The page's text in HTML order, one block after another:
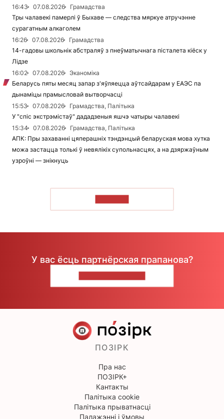
16:43
07.08.2026
Грамадства
Тры чалавекі памерлі ў Быхаве — следства мяркуе атручэнне
сурагатным алкаголем
16:26
07.08.2026
Грамадства
14-гадовы школьнік абстраляў з пнеўматычнага пісталета кіёск у
Лідзе
16:02
07.08.2026
Эканоміка
Беларусь пяты месяц запар з'яўляецца аўтсайдарам у ЕАЭС па
дынаміцы прамысловай вытворчасці
15:53
07.08.2026
Грамадства, Палітыка
У "спіс экстрэмістаў" дададзеныя яшчэ чатыры чалавекі
15:34
07.08.2026
Грамадства, Палітыка
АПК: Пры захаванні цяперашніх тэндэнцый беларуская мова хутка
можа застацца толькі ў невялікіх супольнасцях, а на дзяржаўным
узроўні — знікнуць
У вас ёсць партнёрская прапанова?
ПОЗІРК
Пра нас
ПОЗІРК+
Кантакты
Палітыка cookie
Палітыка прыватнасці
Палажэнні і ўмовы